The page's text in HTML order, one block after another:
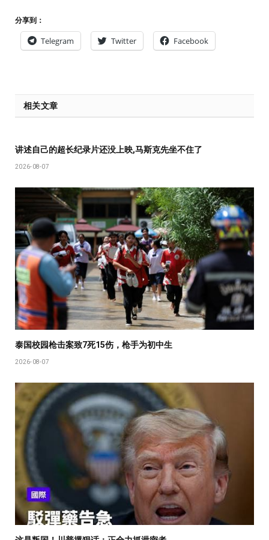
分享到：
Telegram Twitter Facebook
相关文章
讲述自己的超长纪录片还没上映,马斯克先坐不住了
2026-08-07
泰国校园枪击案致7死15伤，枪手为初中生
2026-08-07